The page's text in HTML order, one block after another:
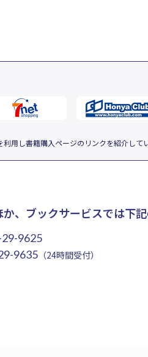
用し書籍購入ページのリンクを紹介してい
、ブックサービスでは下記
9625
9635（24時間受付）